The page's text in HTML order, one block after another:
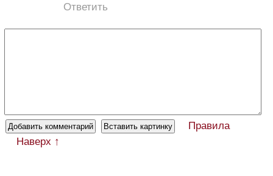
Ответить
Правила
Наверх ↑